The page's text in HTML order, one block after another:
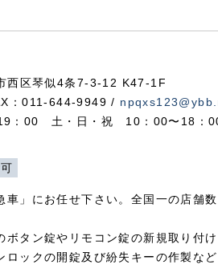
区琴似4条7-3-12 K47-1F
：011-644-9949 /
19：00 土・日・祝 10：00〜18：
」にお任せ下さい。全国一の店舗
タン錠やリモコン錠の新規取り付
ックの開錠及び紛失キーの作製な